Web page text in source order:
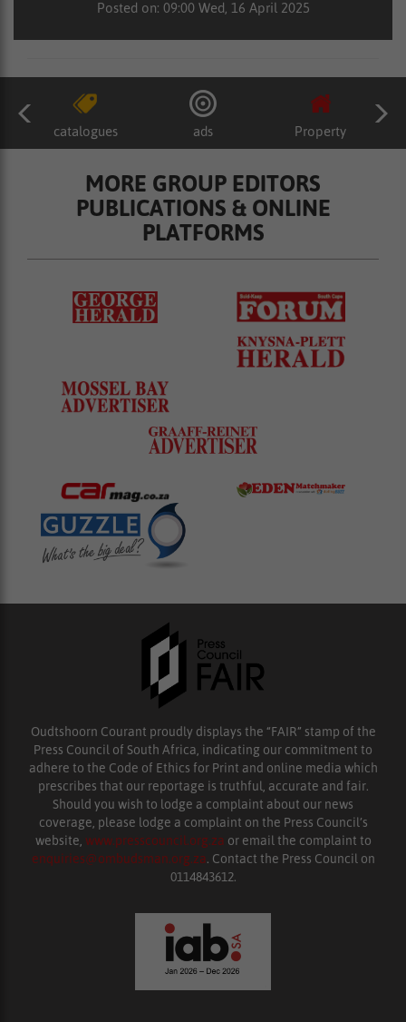
Posted on: 09:00 Wed, 16 April 2025
catalogues ads Property
MORE GROUP EDITORS
PUBLICATIONS & ONLINE
PLATFORMS
Oudtshoorn Courant proudly displays the “FAIR” stamp of the
Press Council of South Africa, indicating our commitment to
adhere to the Code of Ethics for Print and online media which
prescribes that our reportage is truthful, accurate and fair.
Should you wish to lodge a complaint about our news
coverage, please lodge a complaint on the Press Council’s
website, www.presscouncil.org.za or email the complaint to
enquiries@ombudsman.org.za. Contact the Press Council on
0114843612.